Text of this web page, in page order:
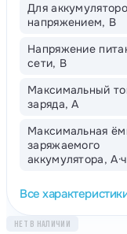
Для
напряжением, В
Напряжение
сети, В
Максимальный
заряда, А
Максимальная
заряжаемого
аккумулятора, А·ч
Все
НЕТ В НАЛИЧИИ